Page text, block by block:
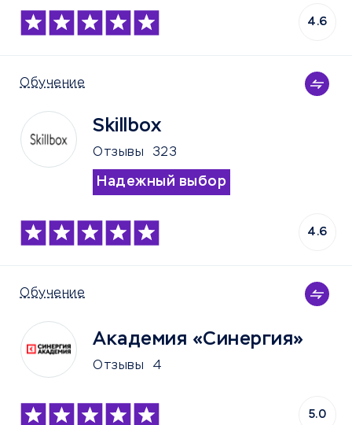
4.6
Skillbox
Отзывы 323
Обучение
Надежный выбор
4.6
Академия «Синергия»
Отзывы 4
Обучение
5.0